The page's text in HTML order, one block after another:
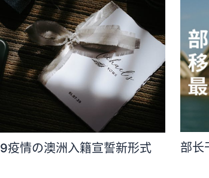
疫情の澳洲入籍宣誓新形式 部长